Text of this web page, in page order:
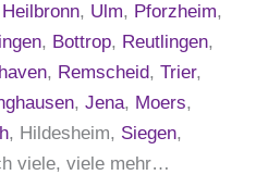
Heilbronn, Ulm, Pforzheim,
, Bottrop, Reutlingen,
, Remscheid, Trier,
, Jena, Moers,
, Hildesheim, Siegen,
viele, viele mehr…